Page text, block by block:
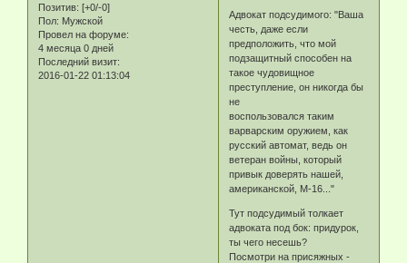
Позитив: [+0/-0]
Пол: Мужской
Провел на форуме:
4 месяца 0 дней
Последний визит:
2016-01-22 01:13:04
Адвокат подсудимого: "Ваша
честь, даже если
предположить, что мой
подзащитный способен на
такое чудовищное
преступление, он никогда бы
не
воспользовался таким
варварским оружием, как
русский автомат, ведь он
ветеран войны, который
привык доверять нашей,
американской, М-16..."
Тут подсудимый толкает
адвоката под бок: придурок,
ты чего несешь?
Посмотри на присяжных -